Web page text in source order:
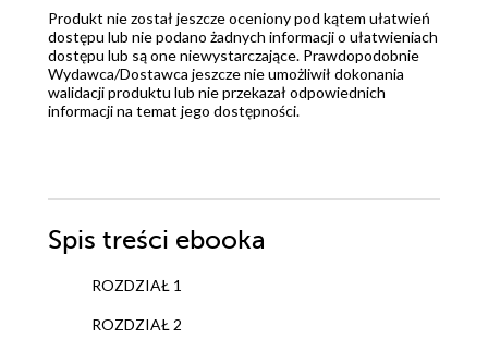
Produkt nie został jeszcze oceniony pod kątem ułatwień
dostępu lub nie podano żadnych informacji o ułatwieniach
dostępu lub są one niewystarczające. Prawdopodobnie
Wydawca/Dostawca jeszcze nie umożliwił dokonania
walidacji produktu lub nie przekazał odpowiednich
informacji na temat jego dostępności.
Spis treści ebooka
ROZDZIAŁ 1
ROZDZIAŁ 2